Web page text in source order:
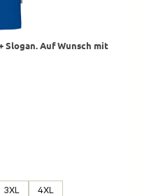
Slogan. Auf Wunsch mit
3XL 4XL